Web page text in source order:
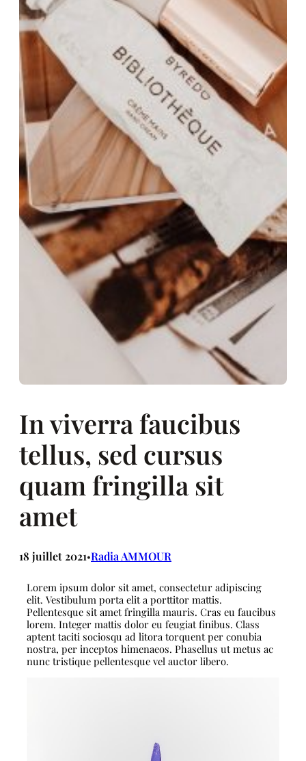
In viverra faucibus
tellus, sed cursus
quam fringilla sit
amet
18 juillet 2021•Radia AMMOUR
Lorem ipsum dolor sit amet, consectetur adipiscing
elit. Vestibulum porta elit a porttitor mattis.
Pellentesque sit amet fringilla mauris. Cras eu faucibus
lorem. Integer mattis dolor eu feugiat finibus. Class
aptent taciti sociosqu ad litora torquent per conubia
nostra, per inceptos himenaeos. Phasellus ut metus ac
nunc tristique pellentesque vel auctor libero.